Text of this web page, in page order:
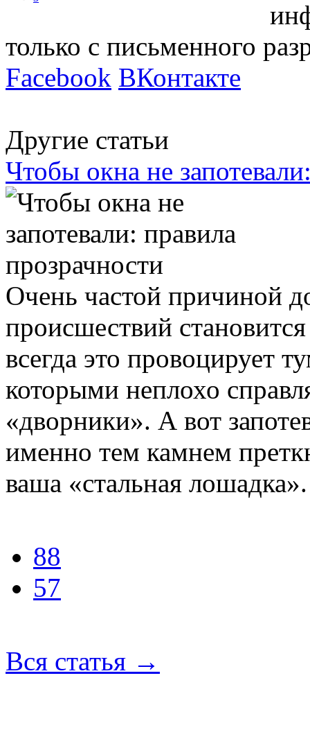
только с письменного
Facebook ВКонтакте
Другие статьи
Чтобы окна не
Очень частой причиной
происшествий
всегда это провоцирует
которыми неплохо
«дворники». А вот
именно тем камнем
ваша «стальная лошадка».
88
57
Вся статья →